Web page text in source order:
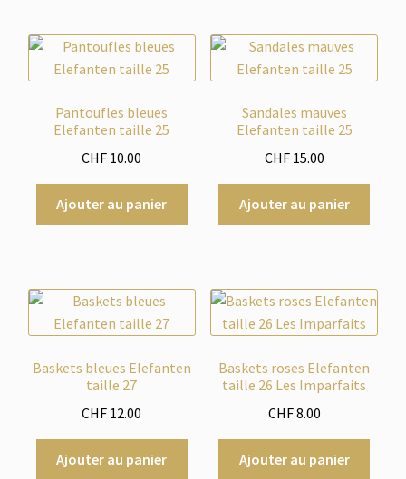
Pantoufles bleues
Elefanten taille 25
CHF 10.00
Ajouter au panier
Sandales mauves
Elefanten taille 25
CHF15.00
Ajouter au panier
Baskets bleues Elefanten
taille 27
CHF 12.00
Ajouter au panier
Baskets roses Elefanten
taille 26 Les Imparfaits
CHF8.00
Ajouter au panier